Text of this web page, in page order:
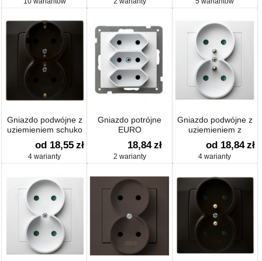
Gniazdo podwójne z
uziemieniem schuko
od 18,55 zł
4 warianty
Gniazdo potrójne
EURO
18,84 zł
2 warianty
Gniazdo podwójne z
uziemieniem z
przesłonami
od 18,84 zł
4 warianty